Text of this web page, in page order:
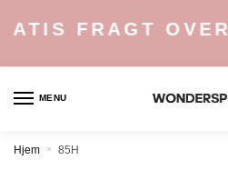
FRAGT OVER
MENU
Hjem » 85H